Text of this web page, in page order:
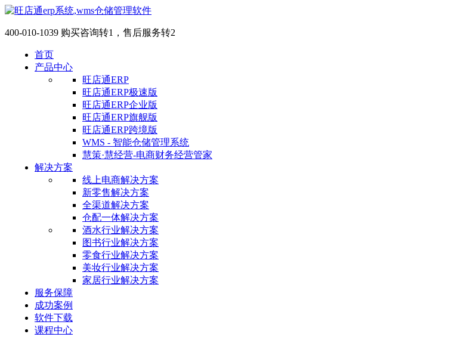
400-010-1039 购买咨询转1，售后服务转2
首页
产品中心
旺店通ERP
旺店通ERP极速版
旺店通ERP企业版
旺店通ERP旗舰版
旺店通ERP跨境版
WMS - 智能仓储管理系统
慧策·慧经营-电商财务经营管家
解决方案
线上电商解决方案
新零售解决方案
全渠道解决方案
仓配一体解决方案
酒水行业解决方案
图书行业解决方案
零食行业解决方案
美妆行业解决方案
家居行业解决方案
服务保障
成功案例
软件下载
课程中心